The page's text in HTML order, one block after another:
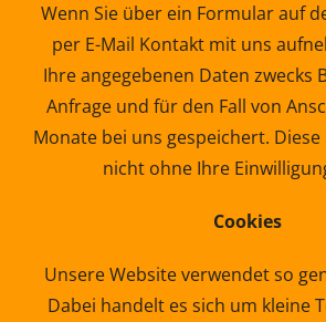
Wenn Sie über ein Formular auf
per E-Mail Kontakt mit uns
Ihre angegebenen Daten zwecks
Anfrage und für den Fall von
Monate bei uns gespeichert.
nicht ohne Ihre
Cookies
Unsere Website verwendet so
Dabei handelt es sich um kleine